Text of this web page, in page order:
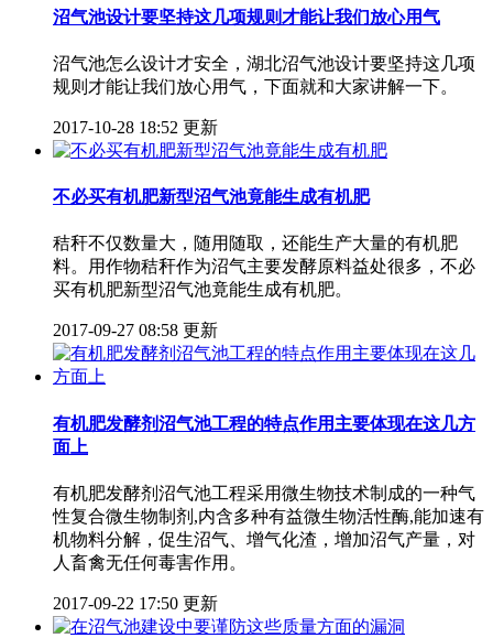
沼气池设计要坚持这几项规则才能让我们放心用气
沼气池怎么设计才安全，湖北沼气池设计要坚持这几项
规则才能让我们放心用气，下面就和大家讲解一下。
2017-10-28 18:52 更新
不必买有机肥新型沼气池竟能生成有机肥
秸秆不仅数量大，随用随取，还能生产大量的有机肥
料。用作物秸秆作为沼气主要发酵原料益处很多，不必
买有机肥新型沼气池竟能生成有机肥。
2017-09-27 08:58 更新
有机肥发酵剂沼气池工程的特点作用主要体现在这几方
面上
有机肥发酵剂沼气池工程采用微生物技术制成的一种气
性复合微生物制剂,内含多种有益微生物活性酶,能加速有
机物料分解，促生沼气、增气化渣，增加沼气产量，对
人畜禽无任何毒害作用。
2017-09-22 17:50 更新